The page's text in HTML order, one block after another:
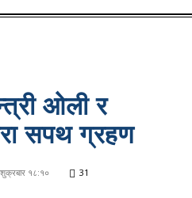
ओली र
सपथ ग्रहण
१८:१० 31